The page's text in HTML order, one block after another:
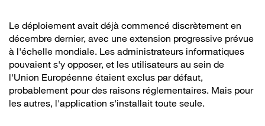
Le déploiement avait déjà commencé discrètement en
décembre dernier, avec une extension progressive prévue
à l'échelle mondiale. Les administrateurs informatiques
pouvaient s'y opposer, et les utilisateurs au sein de
l'Union Européenne étaient exclus par défaut,
probablement pour des raisons réglementaires. Mais pour
les autres, l'application s'installait toute seule.